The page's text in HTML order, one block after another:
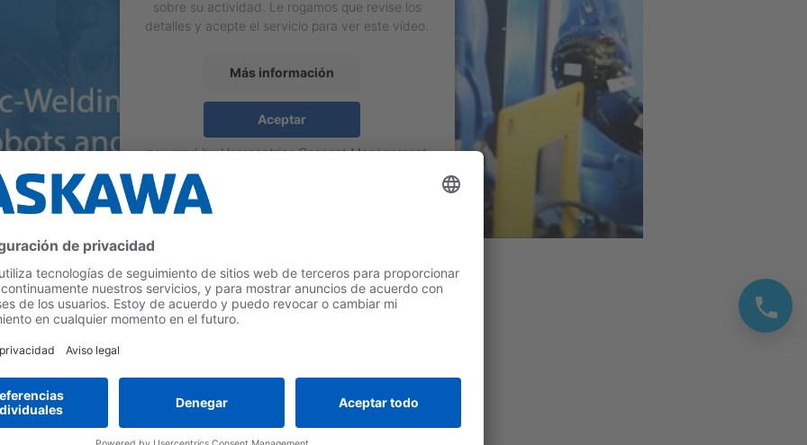
sobre su actividad. Le rogamos que revise los
detalles y acepte el servicio para ver este vídeo.
Más información
Aceptar
powered byUsercentrics Consent Management